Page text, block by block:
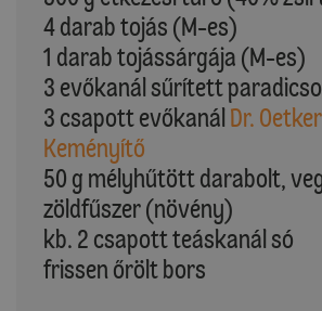
4 darab tojás (M-es)
1 darab tojássárgája (M-es)
3 evőkanál sűrített
3 csapott evőkanálDr.
Keményítő
50 g mélyhűtött darabolt,
zöldfűszer (növény)
kb. 2 csapott teáskanál só
frissen őrölt bors